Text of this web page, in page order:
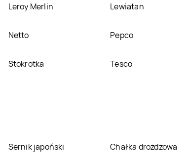
Leroy Merlin Lewiatan
Netto Pepco
Stokrotka Tesco
Sernik japoński Chałka drożdżowa